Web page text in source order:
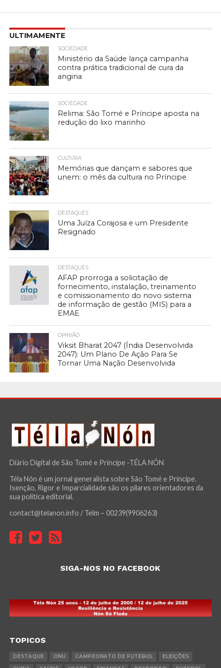
ULTIMAMENTE
SOCIEDADE
Ministério da Saúde lança campanha
contra prática tradicional de cura da
angina
SOCIEDADE
Relima: São Tomé e Príncipe aposta na
redução do lixo marinho
CULTURA
Memórias que dançam e sabores que
unem: o mês da cultura no Príncipe
DESTAQUES
Uma Juíza Corajosa e um Presidente
Resignado
DESTAQUES
AFAP prorroga a solicitação de
fornecimento, instalação, treinamento
e comissionamento do novo sistema
de informação de gestão (MIS) para a
EMAE
OPINIÃO
Viksit Bharat 2047 (Índia Desenvolvida
2047): Um Plano De Ação Para Se
Tornar Uma Nação Desenvolvida
Diário Digital de São Tomé e Príncipe -TÉLA NÓN
Téla Nón é um jornal generalista sobre São Tomé e Príncipe.
Isenção, Rigor e Imparcialidade são os pilares orientadores da
sua política editorial.
contact@telanon.info / Telm – 00239(9906263)
SIGA-NOS NO FACEBOOK
TOPICOS
DESTAQUE ONU CAMPEONATO DE FUTEBOL
ELEIÇÕES